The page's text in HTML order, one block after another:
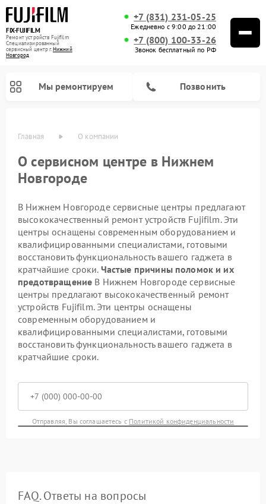
FIX-FUJIFILM
Ремонт устройств Fujifilm
Специализированный
cервисный центр г.Нижний
Новгород
+7 (831) 231-05-25
Ежедневно с 9:00 до 21:00
+7 (800) 100-33-26
Звонок бесплатный по РФ
Мы ремонтируем Позвонить
Главная О компании
О сервисном центре в Нижнем
Новгороде
В Нижнем Новгороде сервисные центры предлагают
высококачественный ремонт устройств Fujifilm. Эти
центры оснащены современным оборудованием и
квалифицированными специалистами, готовыми
восстановить функциональность вашего гаджета в
кратчайшие сроки. Частые причины поломок и их
предотвращение В Нижнем Новгороде сервисные
центры предлагают высококачественный ремонт
устройств Fujifilm. Эти центры оснащены
современным оборудованием и
квалифицированными специалистами, готовыми
восстановить функциональность вашего гаджета в
кратчайшие сроки.
Отправляя, Вы соглашаетесь с Политикой конфиденциальности
FAQ. Ответы на вопросы